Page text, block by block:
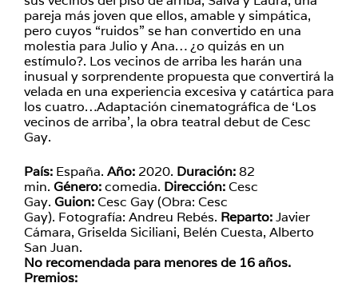
pareja más joven que ellos, amable y simpática,
pero cuyos “ruidos” se han convertido en una
molestia para Julio y Ana… ¿o quizás en un
estímulo?. Los vecinos de arriba les harán una
inusual y sorprendente propuesta que convertirá la
velada en una experiencia excesiva y catártica para
los cuatro…Adaptación cinematográfica de ‘Los
vecinos de arriba’, la obra teatral debut de Cesc
Gay.
País: España. Año: 2020. Duración:82
min. Género:comedia. Dirección: Cesc
Gay. Guion: Cesc Gay (Obra: Cesc
Gay). Fotografía: Andreu Rebés. Reparto:Javier
Cámara, Griselda Siciliani, Belén Cuesta, Alberto
San Juan.
No recomendada para menores de 16 años.
Premios: